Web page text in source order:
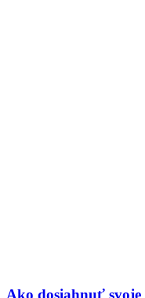
Ako dosiahnuť svoje